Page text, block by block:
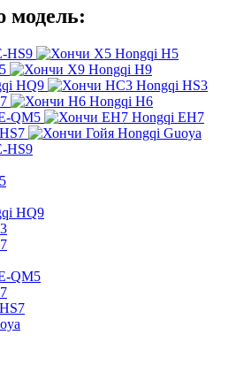
модель:
HS9
Hongqi H5
Hongqi H9
HQ9
Hongqi HS3
Hongqi H6
QM5
Hongqi EH7
Hongqi Guoya
HS9
HQ9
QM5